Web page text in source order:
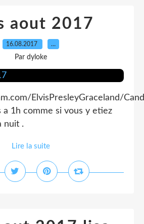
aout 2017
16.08.2017 …
Par dyloke
ElvisPresleyGraceland/
a 1h comme si vous y etiez
nuit .
Lire la suite